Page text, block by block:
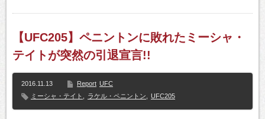
【UFC205】ペニントンに敗れたミーシャ・
テイトが突然の引退宣言!!
2016.11.13 Report UFC
ミーシャ・テイト
ラケル・ペニントン UFC205